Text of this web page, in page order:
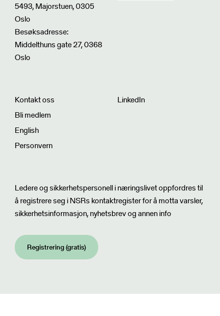
5493, Majorstuen, 0305
Oslo
Besøksadresse:
Middelthuns gate 27, 0368
Oslo
Kontakt oss
Bli medlem
English
Personvern
LinkedIn
Nyhetsbrev
Ledere og sikkerhetspersonell i næringslivet oppfordres til
å registrere seg i NSRs kontaktregister for å motta varsler,
sikkerhetsinformasjon, nyhetsbrev og annen info
Registrering (gratis)